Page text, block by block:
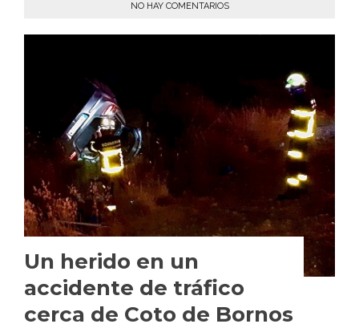
NO HAY COMENTARIOS
Un herido en un
accidente de tráfico
cerca de Coto de Bornos